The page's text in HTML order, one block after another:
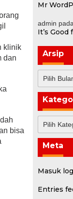
klinik
dan
bisa
Mr
admin pada
It’s
Arsip
Meta
Masuk log
Entries